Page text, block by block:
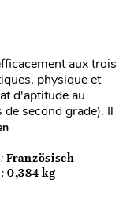
aux trois
physique et
d'aptitude au
second grade). Il
Französisch
0,384 kg